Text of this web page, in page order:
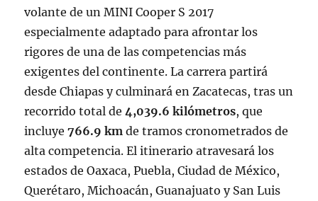
volante de un MINI Cooper S 2017
especialmente adaptado para afrontar los
rigores de una de las competencias más
exigentes del continente. La carrera partirá
desde Chiapas y culminará en Zacatecas, tras un
recorrido total de4,039.6 kilómetros, que
incluye766.9 km de tramos cronometrados de
alta competencia. El itinerario atravesará los
estados de Oaxaca, Puebla, Ciudad de México,
Querétaro, Michoacán, Guanajuato y San Luis